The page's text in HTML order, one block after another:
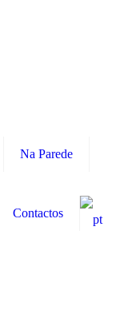
Na Parede
Contactos